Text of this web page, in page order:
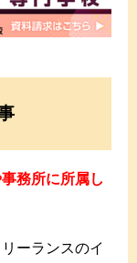
務所に所属し
ーランスのイ